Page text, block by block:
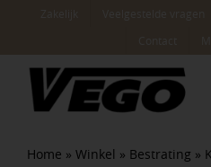
Home » Winkel » Bestrating »